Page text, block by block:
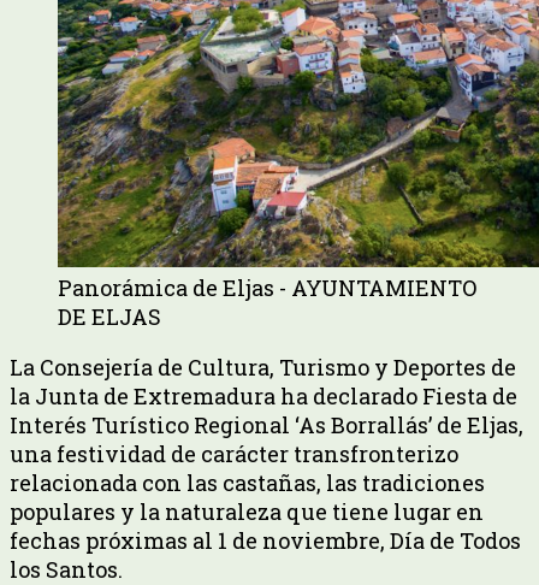
Panorámica de Eljas - AYUNTAMIENTO
DE ELJAS
La Consejería de Cultura, Turismo y Deportes de
la Junta de Extremadura ha declarado Fiesta de
Interés Turístico Regional ‘As Borrallás’ de Eljas,
una festividad de carácter transfronterizo
relacionada con las castañas, las tradiciones
populares y la naturaleza que tiene lugar en
fechas próximas al 1 de noviembre, Día de Todos
los Santos.